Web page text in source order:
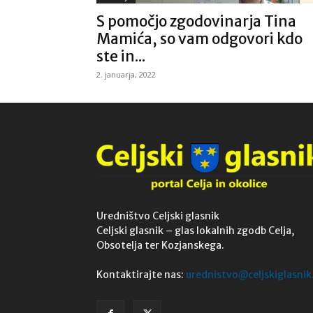
S pomočjo zgodovinarja Tina
Mamića, so vam odgovori kdo
ste in...
2. januarja, 2022
Uredništvo Celjski glasnik
Celjski glasnik – glas lokalnih zgodb Celja,
Obsotelja ter Kozjanskega.
Kontaktirajte nas: